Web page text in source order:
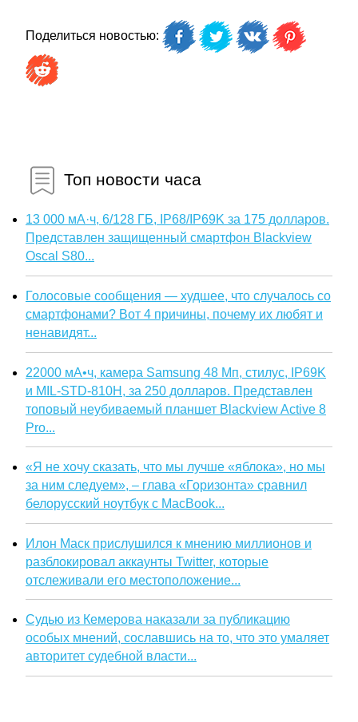
Поделиться новостью:
Топ новости часа
13 000 мА·ч, 6/128 ГБ, IP68/IP69K за 175 долларов.
Представлен защищенный смартфон Blackview
Oscal S80...
Голосовые сообщения — худшее, что случалось со
смартфонами? Вот 4 причины, почему их любят и
ненавидят...
22000 мА•ч, камера Samsung 48 Мп, стилус, IP69K
и MIL-STD-810H, за 250 долларов. Представлен
топовый неубиваемый планшет Blackview Active 8
Pro...
«Я не хочу сказать, что мы лучше «яблока», но мы
за ним следуем», – глава «Горизонта» сравнил
белорусский ноутбук с MacBook...
Илон Маск прислушился к мнению миллионов и
разблокировал аккаунты Twitter, которые
отслеживали его местоположение...
Судью из Кемерова наказали за публикацию
особых мнений, сославшись на то, что это умаляет
авторитет судебной власти...